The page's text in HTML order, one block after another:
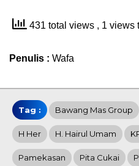
431 total views , 1 views
Penulis : Wafa
Tag : Bawang Mas Group
H Her H. Hairul Umam
Pamekasan Pita Cukai